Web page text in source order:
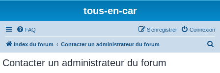
tous-en-car
FAQ Connexion
S’enregistrer
Index du forum Contacter un administrateur du forum
Contacter un administrateur du forum